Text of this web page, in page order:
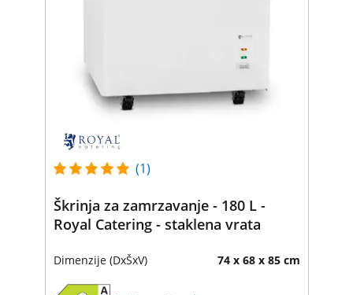
(1)
Škrinja za zamrzavanje - 180 L -
Royal Catering - staklena vrata
Dimenzije (DxŠxV) 74 x 68 x 85 cm